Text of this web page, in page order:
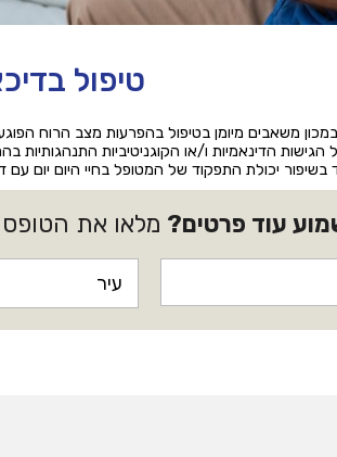
טיפול
במכון משאבים מיומן בטיפול בהפרעות מצב הרוח
הדינאמיות ו/או הקוגניטיביות התנהגותיות
בשיפור יכולת התפקוד של המטופל בחיי היום יום
עוד פרטים? מלאו את